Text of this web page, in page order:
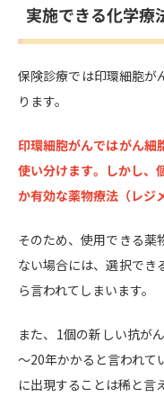
実施できる化学療
保険診療では印環細胞が
ります。
印環細胞がんではがん細
使い分けます。しかし、
か有効な薬物療法（レジ
そのため、使用できる薬
ない場合には、選択でき
ら言われてしまいます。
また、1個の新しい抗が
～20年かかると言われて
に出現することは稀と言